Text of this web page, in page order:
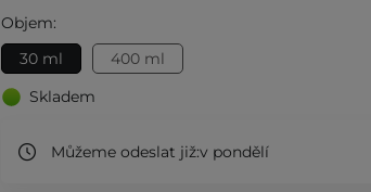
Objem:
30 ml
400 ml
Skladem
Můžeme odeslat již:v pondělí